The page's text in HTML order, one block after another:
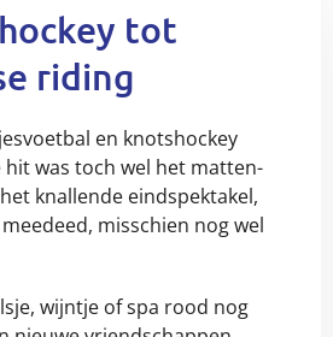
tot
riding
en knotshockey
was toch wel het matten-
knallende eindspektakel,
misschien nog wel
wijntje of spa rood nog